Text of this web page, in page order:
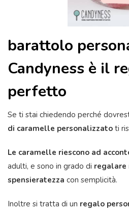
barattolo
Candyness è il
perfetto
Se ti stai chiedendo perché
di caramelle personalizzato ti
Le caramelle riescono ad
adulti, e sono in grado di regalare
spensieratezza con semplicità.
Inoltre si tratta di un regalo